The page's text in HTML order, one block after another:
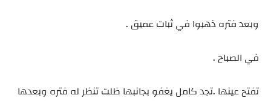
وبعد فتره ذهبوا في ثبات عميق .
في الصباح .
تفتح عينها .تجد كامل يغفو بجانبها ظلت تنظر له فتره وبعدها